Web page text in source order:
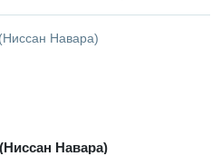
Навара)